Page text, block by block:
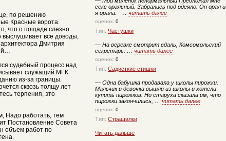
по решению
Красные ворота.
что о пощаде слезно
выслушивает все доводы,
Дмитрия
судебный процесс над
служащий МГК
из-за границы.
сквозь толщу лет
терпения, это
Надо работать, тем
Постановление Совета
объем работ по
секс оральный. Забрались под одеяло. Он орал и
я орала. … читать далее
оценок: 0
Тип: Частушки
— На веревке смотрит вдаль, Комсомольский
секретарь. … читать далее
оценок: 0
Тип: Садисткие стишки
— Одна бабушка продавала у школы пирожки.
Мальчик и девочка вышли из школы и хотели
купить пирожков. Но старуха сказала им, что
пирожки закончились, … читать далее
оценок: 0
Тип: Страшилки
Читать дальше